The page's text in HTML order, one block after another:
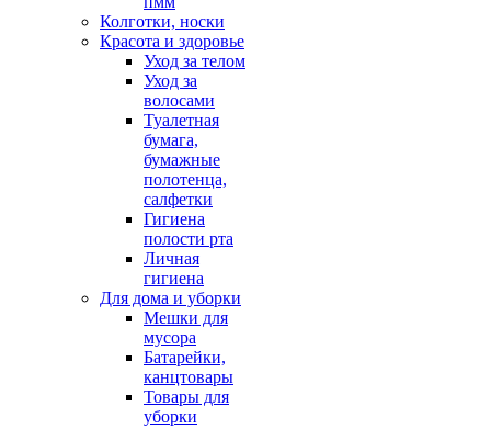
Колготки, носки
Красота и здоровье
Уход за телом
Уход за
волосами
Туалетная
бумага,
бумажные
полотенца,
салфетки
Гигиена
полости рта
Личная
гигиена
Для дома и уборки
Мешки для
мусора
Батарейки,
канцтовары
Товары для
уборки